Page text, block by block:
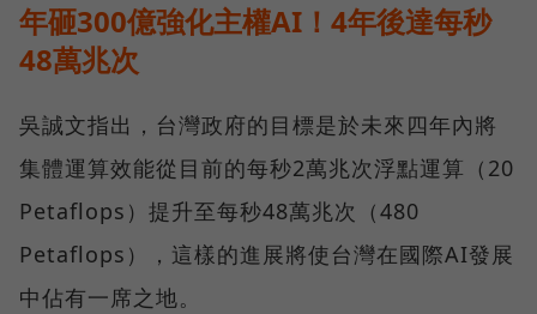
年砸300億強化主權AI！4年後達每秒
48萬兆次
吳誠文指出，台灣政府的目標是於未來四年內將
集體運算效能從目前的每秒2萬兆次浮點運算（20
Petaflops）提升至每秒48萬兆次（480
Petaflops），這樣的進展將使台灣在國際AI發展
中佔有一席之地。